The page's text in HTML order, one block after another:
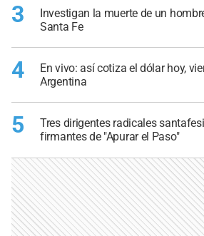
3
Investigan la muerte de un
Santa Fe
4
En vivo: así cotiza el dólar hoy,
Argentina
5
Tres dirigentes radicales
firmantes de "Apurar el Paso"